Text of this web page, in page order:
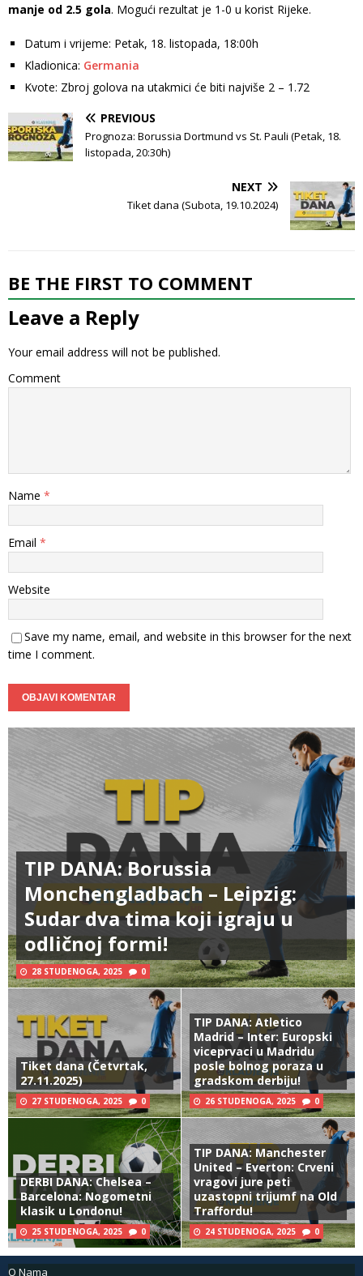
manje od 2.5 gola. Mogući rezultat je 1-0 u korist Rijeke.
Datum i vrijeme: Petak, 18. listopada, 18:00h
Kladionica: Germania
Kvote: Zbroj golova na utakmici će biti najviše 2 – 1.72
PREVIOUS
Prognoza: Borussia Dortmund vs St. Pauli (Petak, 18.
listopada, 20:30h)
NEXT
Tiket dana (Subota, 19.10.2024)
BE THE FIRST TO COMMENT
Leave a Reply
Your email address will not be published.
Comment
Name *
Email *
Website
Save my name, email, and website in this browser for the next
time I comment.
TIP DANA: Borussia
Monchengladbach – Leipzig:
Sudar dva tima koji igraju u
odličnoj formi!
28 STUDENOGA, 2025 0
Tiket dana (Četvrtak,
27.11.2025)
27 STUDENOGA, 2025 0
TIP DANA: Atletico
Madrid – Inter: Europski
viceprvaci u Madridu
posle bolnog poraza u
gradskom derbiju!
26 STUDENOGA, 2025 0
DERBI DANA: Chelsea –
Barcelona: Nogometni
klasik u Londonu!
25 STUDENOGA, 2025 0
TIP DANA: Manchester
United – Everton: Crveni
vragovi jure peti
uzastopni trijumf na Old
Traffordu!
24 STUDENOGA, 2025 0
O Nama